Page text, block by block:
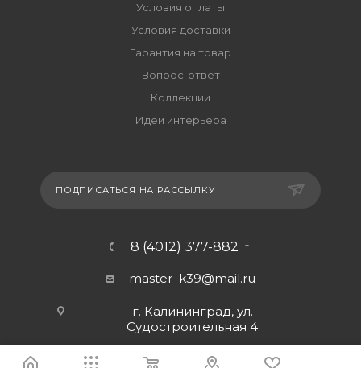
Условия оплаты
Условия доставки
Гарантия на товар
Вопрос-ответ
Коллекции
Идеи интерьера
ПОДПИСАТЬСЯ НА РАССЫЛКУ
8 (4012) 377-882
master_k39@mail.ru
г. Калининград, ул.
Судостроительная 4